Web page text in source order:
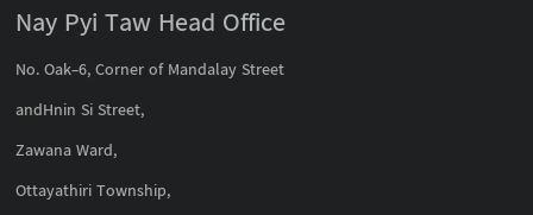
Nay Pyi Taw Head Office
No. Oak-6, Corner of Mandalay Street
andHnin Si Street,
Zawana Ward,
Ottayathiri Township,